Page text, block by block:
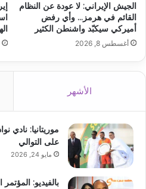
الجيش الإيراني: لا عودة عن النظام
القائم في هرمز… وأي رفض
أميركي سيكبّد واشنطن الكثير
أغسطس 8, 2026
الأشهر
موريتانيا: نادي
على التوالي
مايو 24, 2026
بالفيديو: